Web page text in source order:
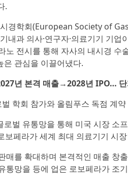
.
경학회(European Society of
내과 의사·연구자·의료기기 기
노 전시를 통해 자사의 내시경 수
은 관심을 이끌어냈다.
년 본격 매출→2028년 IPO… 단
학회 참가와 올림푸스 독점 계
벌 유통망을 통해 미국 시장 소
보페라가 세계 최대 의료기기 시
매를 확대하며 본격적인 매출 창
통망을 등에 업은 로보페라가 조